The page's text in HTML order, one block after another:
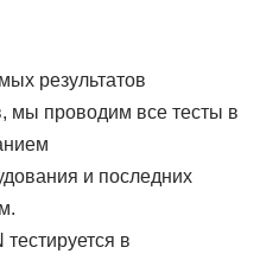
результатов
мы проводим все тесты в
и последних
в